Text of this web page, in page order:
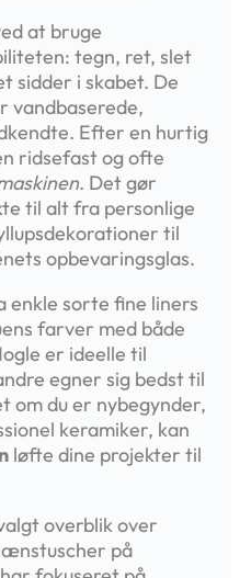
at bruge
tegn, ret, slet
sidder i skabet. De
vandbaserede,
Efter en hurtig
ridsefast og ofte
. Det gør
til alt fra personlige
til
opbevaringsglas.
sorte fine liners
farver med både
er ideelle til
egner sig bedst til
om du er nybegynder,
keramiker, kan
løfte dine projekter til
overblik over
på